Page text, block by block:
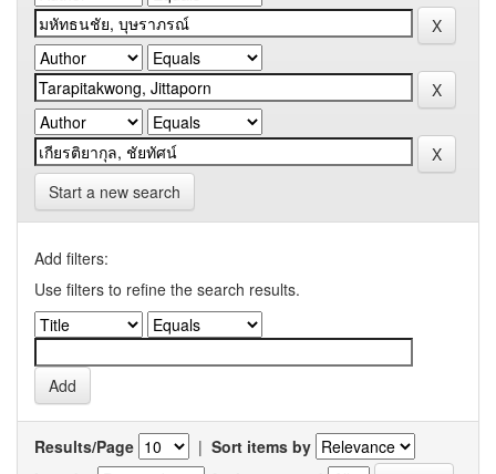
Start a new search
Add filters:
Use filters to refine the search results.
Results/Page | Sort items by